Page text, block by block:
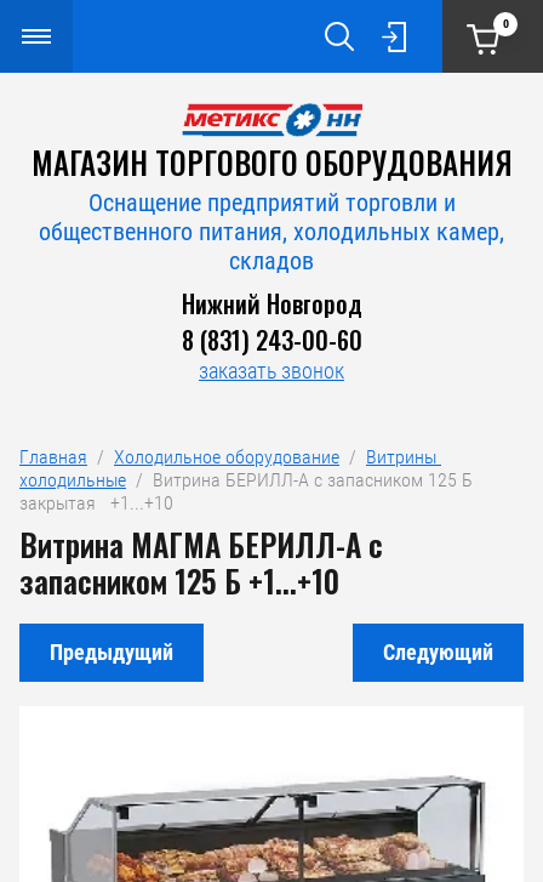
0
МАГАЗИН ТОРГОВОГО ОБОРУДОВАНИЯ
Оснащение предприятий торговли и
общественного питания, холодильных камер,
складов
Нижний Новгород
8 (831) 243-00-60
заказать звонок
Главная
  /
Холодильное оборудование
  /
Витрины
холодильные
  /  Витрина БЕРИЛЛ-А с запасником 125 Б
закрытая   +1...+10
Витрина МАГМА БЕРИЛЛ-А с
запасником 125 Б +1...+10
Предыдущий Следующий